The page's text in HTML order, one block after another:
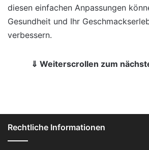
diesen einfachen Anpassungen
Gesundheit und Ihr
verbessern.
⇓ Weiterscrollen zum
Rechtliche Informationen